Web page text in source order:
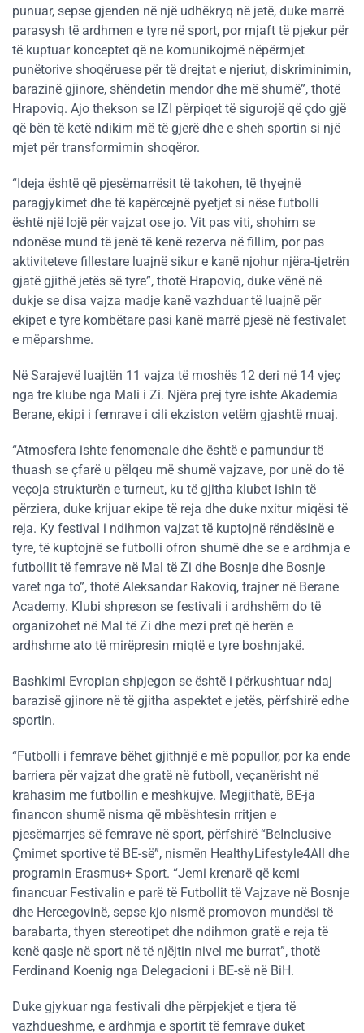
punuar, sepse gjenden në një udhëkryq në jetë, duke marrë
parasysh të ardhmen e tyre në sport, por mjaft të pjekur për
të kuptuar konceptet që ne komunikojmë nëpërmjet
punëtorive shoqëruese për të drejtat e njeriut, diskriminimin,
barazinë gjinore, shëndetin mendor dhe më shumë”, thotë
Hrapoviq. Ajo thekson se IZI përpiqet të sigurojë që çdo gjë
që bën të ketë ndikim më të gjerë dhe e sheh sportin si një
mjet për transformimin shoqëror.
“Ideja është që pjesëmarrësit të takohen, të thyejnë
paragjykimet dhe të kapërcejnë pyetjet si nëse futbolli
është një lojë për vajzat ose jo. Vit pas viti, shohim se
ndonëse mund të jenë të kenë rezerva në fillim, por pas
aktiviteteve fillestare luajnë sikur e kanë njohur njëra-tjetrën
gjatë gjithë jetës së tyre”, thotë Hrapoviq, duke vënë në
dukje se disa vajza madje kanë vazhduar të luajnë për
ekipet e tyre kombëtare pasi kanë marrë pjesë në festivalet
e mëparshme.
Në Sarajevë luajtën 11 vajza të moshës 12 deri në 14 vjeç
nga tre klube nga Mali i Zi. Njëra prej tyre ishte Akademia
Berane, ekipi i femrave i cili ekziston vetëm gjashtë muaj.
“Atmosfera ishte fenomenale dhe është e pamundur të
thuash se çfarë u pëlqeu më shumë vajzave, por unë do të
veçoja strukturën e turneut, ku të gjitha klubet ishin të
përziera, duke krijuar ekipe të reja dhe duke nxitur miqësi të
reja. Ky festival i ndihmon vajzat të kuptojnë rëndësinë e
tyre, të kuptojnë se futbolli ofron shumë dhe se e ardhmja e
futbollit të femrave në Mal të Zi dhe Bosnje dhe Bosnje
varet nga to”, thotë Aleksandar Rakoviq, trajner në Berane
Academy. Klubi shpreson se festivali i ardhshëm do të
organizohet në Mal të Zi dhe mezi pret që herën e
ardhshme ato të mirëpresin miqtë e tyre boshnjakë.
Bashkimi Evropian shpjegon se është i përkushtuar ndaj
barazisë gjinore në të gjitha aspektet e jetës, përfshirë edhe
sportin.
“Futbolli i femrave bëhet gjithnjë e më popullor, por ka ende
barriera për vajzat dhe gratë në futboll, veçanërisht në
krahasim me futbollin e meshkujve. Megjithatë, BE-ja
financon shumë nisma që mbështesin rritjen e
pjesëmarrjes së femrave në sport, përfshirë “BeInclusive
Çmimet sportive të BE-së”, nismën HealthyLifestyle4All dhe
programin Erasmus+ Sport. “Jemi krenarë që kemi
financuar Festivalin e parë të Futbollit të Vajzave në Bosnje
dhe Hercegovinë, sepse kjo nismë promovon mundësi të
barabarta, thyen stereotipet dhe ndihmon gratë e reja të
kenë qasje në sport në të njëjtin nivel me burrat”, thotë
Ferdinand Koenig nga Delegacioni i BE-së në BiH.
Duke gjykuar nga festivali dhe përpjekjet e tjera të
vazhdueshme, e ardhmja e sportit të femrave duket